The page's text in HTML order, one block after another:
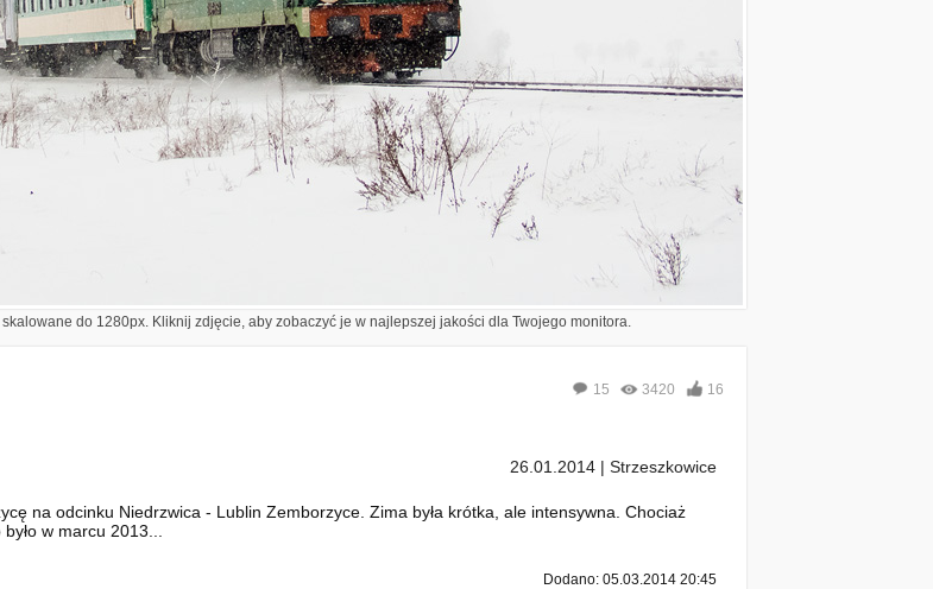
do 1280px. Kliknij zdjęcie, aby zobaczyć je w najlepszej jakości dla Twojego monitora.
15 3420 16
26.01.2014 | Strzeszkowice
na odcinku Niedrzwica - Lublin Zemborzyce. Zima była krótka, ale intensywna. Chociaż
w marcu 2013...
Dodano: 05.03.2014 20:45